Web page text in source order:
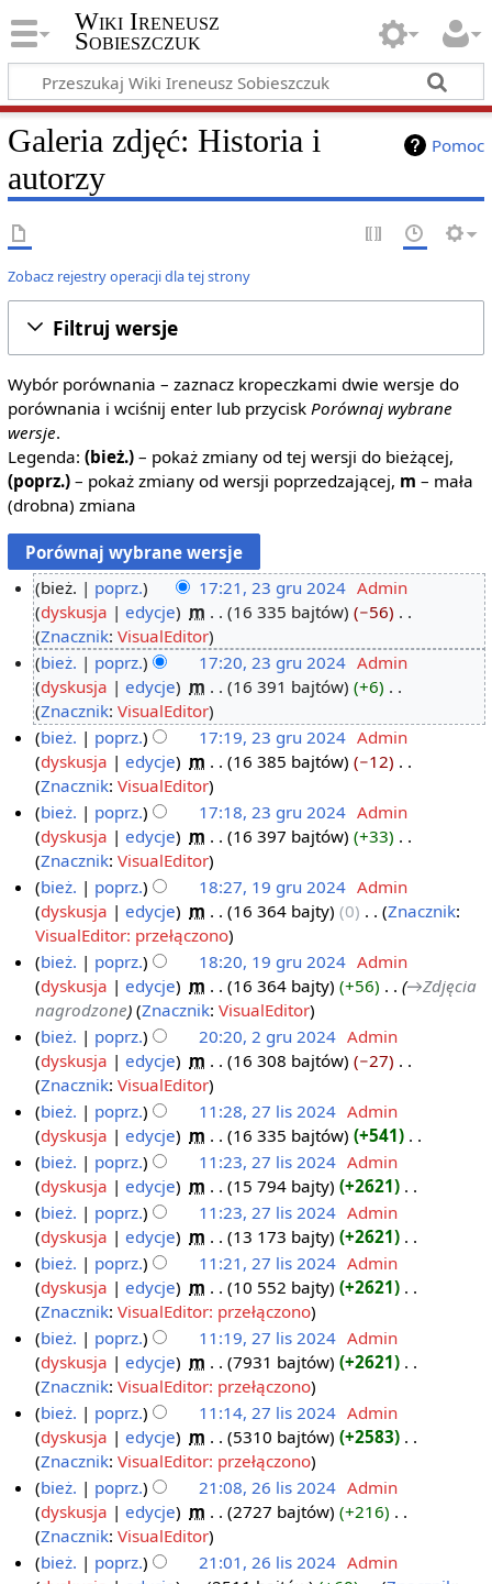
Wiki Ireneusz
Sobieszczuk
Pomoc
Galeria zdjęć: Historia i
autorzy
Zobacz rejestry operacji dla tej strony
Filtruj wersje
Wybór porównania – zaznacz kropeczkami dwie wersje do
porównania i wciśnij enter lub przycisk Porównaj wybrane
wersje.
Legenda: (bież.)– pokaż zmiany od tej wersji do bieżącej,
(poprz.)– pokaż zmiany od wersji poprzedzającej, m – mała
(drobna) zmiana
g
2
4
bież. poprz. 17:21, 23 gru 2024 Admin
dyskusja
edycje m 16 335 bajtów −56
N
i
e
p
o
d
a
n
o
o
p
i
s
z
m
i
a
n
Znacznik:VisualEditor
bież.
poprz. 17:20, 23 gru 2024 Admin
dyskusja
edycje m 16 391 bajtów +6
N
i
e
p
o
d
a
n
o
o
p
i
s
z
m
i
a
n
Znacznik:VisualEditor
bież.
poprz. 17:19, 23 gru 2024 Admin
dyskusja
edycje m 16 385 bajtów −12
N
i
e
p
o
d
a
n
o
o
p
i
s
u
z
m
i
a
n
Znacznik:VisualEditor
bież.
poprz. 17:18, 23 gru 2024 Admin
dyskusja
edycje m 16 397 bajtów +33
N
i
e
p
o
d
a
n
o
o
p
i
s
u
z
m
i
a
n
Znacznik:VisualEditor
g
2
4
bież. poprz. 18:27, 19 gru 2024 Admin
dyskusja
edycje m 16 364 bajty 0
N
i
e
p
o
d
a
n
o
o
p
i
s
u
z
m
i
a
n
Znacznik:
VisualEditor: przełączono
bież.
poprz. 18:20, 19 gru 2024 Admin
dyskusja
edycje m 16 364 bajty +56
→‎Zdjęcia
nagrodzone
Znacznik:VisualEditor
2
2
bież. poprz. 20:20, 2 gru 2024 Admin
dyskusja
edycje m 16 308 bajtów −27
N
i
e
p
o
d
a
n
o
o
p
i
s
u
z
m
i
a
n
Znacznik:VisualEditor
7
2
4
bież. poprz. 11:28, 27 lis 2024 Admin
dyskusja
edycje m 16 335 bajtów +541
N
i
e
p
o
d
a
n
o
o
p
i
s
u
z
m
i
a
bież. poprz. 11:23, 27 lis 2024 Admin
dyskusja
edycje m 15 794 bajty +2621
N
i
e
p
o
d
a
n
o
o
p
i
s
u
z
m
bież. poprz. 11:23, 27 lis 2024 Admin
dyskusja
edycje m 13 173 bajty +2621
N
i
e
p
o
d
a
n
o
o
p
i
s
u
bież. poprz. 11:21, 27 lis 2024 Admin
dyskusja
edycje m 10 552 bajty +2621
N
i
e
p
o
d
a
n
o
o
p
i
Znacznik:VisualEditor: przełączono
bież.
poprz. 11:19, 27 lis 2024 Admin
dyskusja
edycje m 7931 bajtów +2621
N
i
e
p
o
d
a
n
o
Znacznik:VisualEditor: przełączono
bież.
poprz. 11:14, 27 lis 2024 Admin
dyskusja
edycje m 5310 bajtów +2583
N
i
e
p
o
Znacznik:VisualEditor: przełączono
bież. poprz. 21:08, 26 lis 2024 Admin
dyskusja
edycje m 2727 bajtów +216
N
i
Znacznik:VisualEditor
bież.
poprz. 21:01, 26 lis 2024 Admin